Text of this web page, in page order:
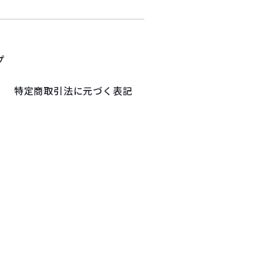
特定商取引法に元づく表記